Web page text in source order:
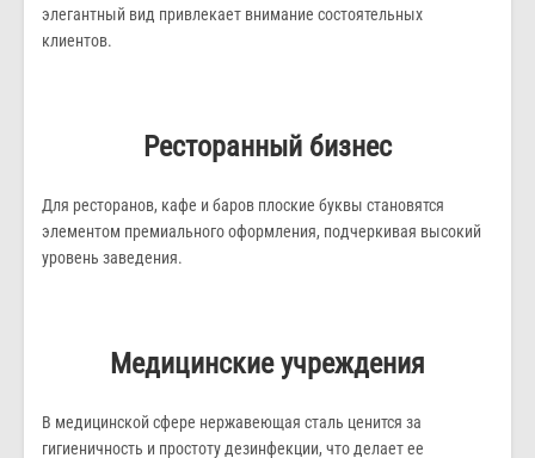
элегантный вид привлекает внимание состоятельных
клиентов.
Ресторанный бизнес
Для ресторанов, кафе и баров плоские буквы становятся
элементом премиального оформления, подчеркивая высокий
уровень заведения.
Медицинские учреждения
В медицинской сфере нержавеющая сталь ценится за
гигиеничность и простоту дезинфекции, что делает ее